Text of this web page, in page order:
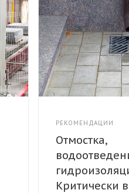
РЕКОМЕНДАЦИИ
Отмостка,
Критически